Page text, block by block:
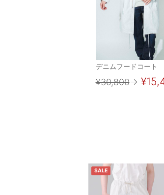
デニムフードコート
¥30,800→
SALE